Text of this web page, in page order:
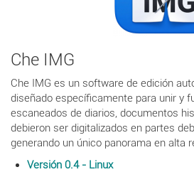
Che IMG
Che IMG es un software de edición
diseñado específicamente para unir y
escaneados de diarios, documentos
debieron ser digitalizados en partes
generando un único panorama en alta
Versión 0.4 - Linux